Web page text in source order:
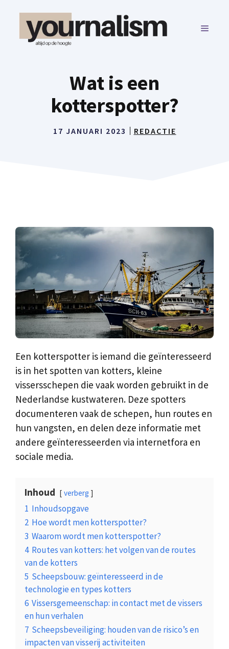
MENU
Wat is een
kotterspotter?
17 JANUARI 2023 REDACTIE
Een kotterspotter is iemand die geïnteresseerd
is in het spotten van kotters, kleine
vissersschepen die vaak worden gebruikt in de
Nederlandse kustwateren. Deze spotters
documenteren vaak de schepen, hun routes en
hun vangsten, en delen deze informatie met
andere geïnteresseerden via internetfora en
sociale media.
Inhoud verberg
1 Inhoudsopgave
2 Hoe wordt men kotterspotter?
3 Waarom wordt men kotterspotter?
4 Routes van kotters: het volgen van de routes
van de kotters
5 Scheepsbouw: geïnteresseerd in de
technologie en types kotters
6 Vissersgemeenschap: in contact met de vissers
en hun verhalen
7 Scheepsbeveiliging: houden van de risico’s en
impacten van visserij activiteiten